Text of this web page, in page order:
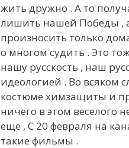
жить дружно . А то
лишить нашей Победы ,
произносить только
о многом судить . Это
нашу русскость , наш
идеологией . Во всяком
костюме химзащиты и
ничего в этом веселого
еще , С 20 февраля на
такие фильмы .